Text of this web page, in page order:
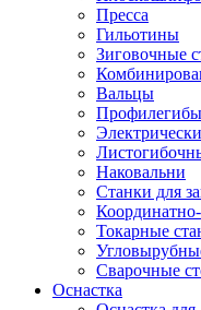
Пресса
Гильотины
Зиговочные
Вальцы
Наковальни
Станки для
Токарные
Сварочные
Оснастка